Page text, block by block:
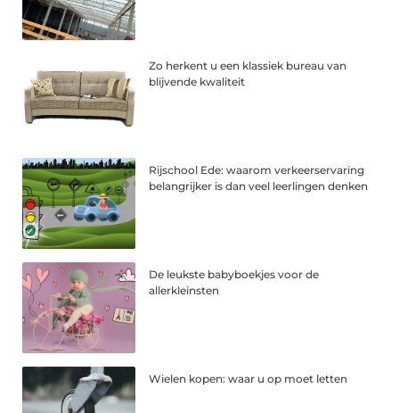
Zo herkent u een klassiek bureau van
blijvende kwaliteit
Rijschool Ede: waarom verkeerservaring
belangrijker is dan veel leerlingen denken
De leukste babyboekjes voor de
allerkleinsten
Wielen kopen: waar u op moet letten